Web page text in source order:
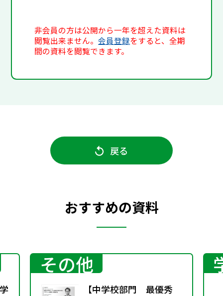
非会員の方は公開から一年を超えた資料は
閲覧出来ません。会員登録をすると、全期
間の資料を閲覧できます。
戻る
おすすめの資料
その他
【中学校部門 最優秀